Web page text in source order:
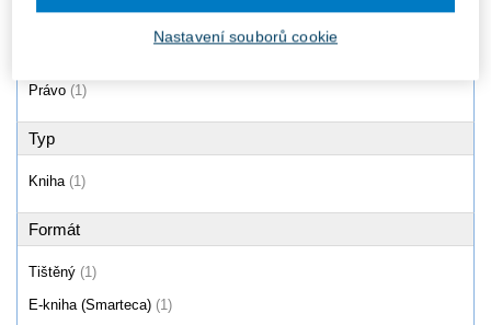
Právo (1)
Typ
Kniha (1)
Formát
Tištěný (1)
E-kniha (Smarteca) (1)
Nastavení souborů cookie